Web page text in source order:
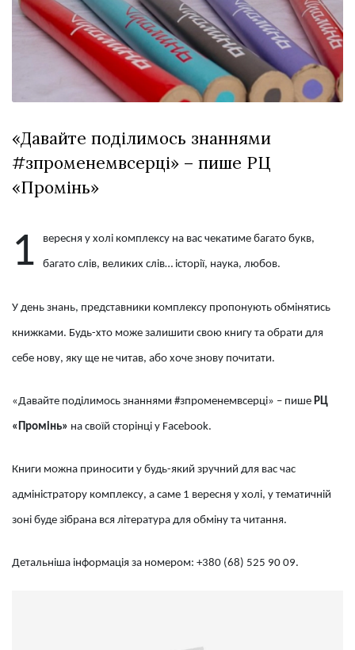
XIX
Спартакіада
VolWe...
29 Липня 2026
566 переглядів
Всі розділи
Лайф
Афіша
ZONE 18+
Політика конфіденційності
«Давайте поділимось знаннями
#зпроменемвсерці» – пише РЦ
«Промінь»
1 вересня у холі комплексу на вас чекатиме багато букв,
багато слів, великих слів… історії, наука, любов.
У день знань, представники комплексу пропонують обмінятись
книжками. Будь-хто може залишити свою книгу та обрати для
себе нову, яку ще не читав, або хоче знову почитати.
«Давайте поділимось знаннями #зпроменемвсерці» – пише РЦ
«Промінь» на своїй сторінці у Facebook.
Книги можна приносити у будь-який зручний для вас час
адміністратору комплексу, а саме 1 вересня у холі, у тематичній
зоні буде зібрана вся література для обміну та читання.
Детальніша інформація за номером: +380 (68) 525 90 09.